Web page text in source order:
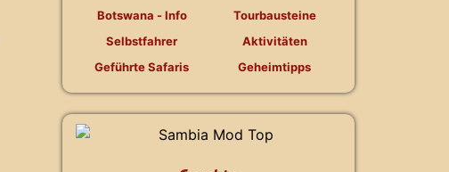
Botswana - Info
Selbstfahrer
Geführte Safaris
Tourbausteine
Aktivitäten
Geheimtipps